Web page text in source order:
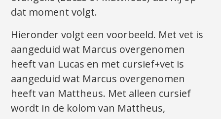
dat moment volgt.
Hieronder volgt een voorbeeld. Met vet is
aangeduid wat Marcus overgenomen
heeft van Lucas en met cursief+vet is
aangeduid wat Marcus overgenomen
heeft van Mattheus. Met alleen cursief
wordt in de kolom van Mattheus,